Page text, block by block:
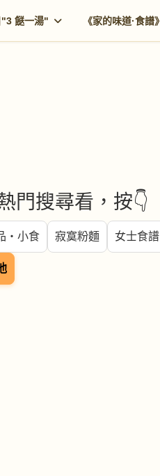
"3 餸一湯" 《家的味道·食譜》
門搜尋看，按👇
・小食 寂寞粉麵 女士食譜